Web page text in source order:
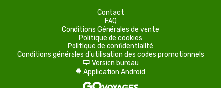
Contact
FAQ
Conditions Générales de vente
Politique de cookies
Politique de confidentialité
Conditions générales d'utilisation des codes promotionnels
d Version bureau
A Application Android